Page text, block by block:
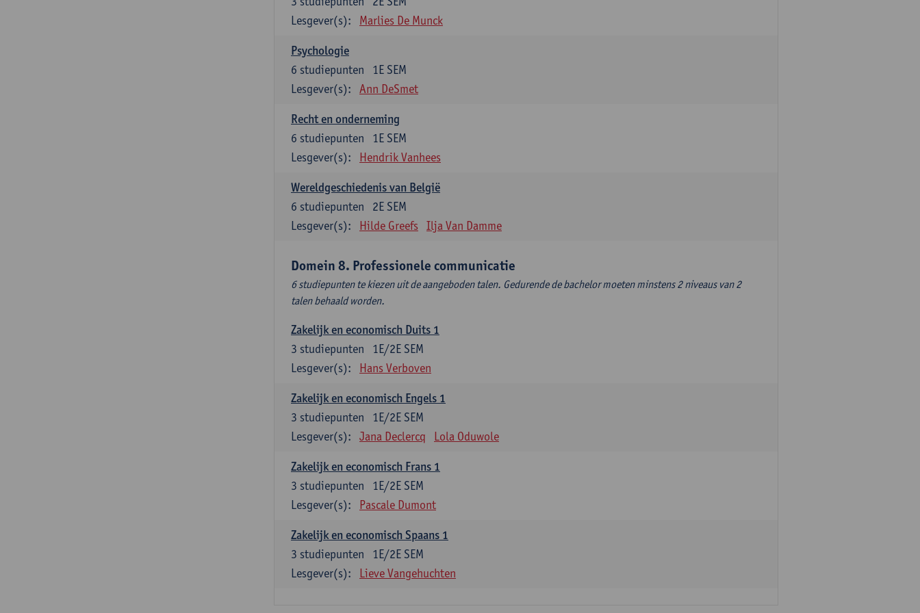
Lesgever(s):
Marlies De Munck
Psychologie
1E SEM
6 studiepunten
Lesgever(s):
Ann DeSmet
Recht en onderneming
1E SEM
6 studiepunten
Lesgever(s):
Hendrik Vanhees
Wereldgeschiedenis van België
2E SEM
6 studiepunten
Lesgever(s):
Hilde Greefs Ilja Van Damme
Domein 8. Professionele communicatie
6 studiepunten te kiezen uit de aangeboden talen. Gedurende de bachelor moeten minstens 2 niveaus van 2
talen behaald worden.
Zakelijk en economisch Duits 1
1E/2E SEM
3 studiepunten
Lesgever(s):
Hans Verboven
Zakelijk en economisch Engels 1
1E/2E SEM
3 studiepunten
Lesgever(s):
Jana Declercq Lola Oduwole
Zakelijk en economisch Frans 1
1E/2E SEM
3 studiepunten
Lesgever(s):
Pascale Dumont
Zakelijk en economisch Spaans 1
1E/2E SEM
3 studiepunten
Lesgever(s):
Lieve Vangehuchten